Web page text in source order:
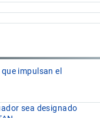
impulsan el
sea designado